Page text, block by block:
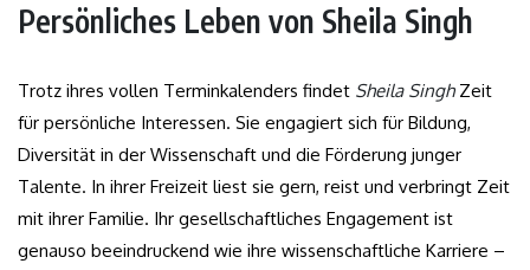
Persönliches Leben von Sheila Singh
Trotz ihres vollen Terminkalenders findet Sheila SinghZeit
für persönliche Interessen. Sie engagiert sich für Bildung,
Diversität in der Wissenschaft und die Förderung junger
Talente. In ihrer Freizeit liest sie gern, reist und verbringt Zeit
mit ihrer Familie. Ihr gesellschaftliches Engagement ist
genauso beeindruckend wie ihre wissenschaftliche Karriere –